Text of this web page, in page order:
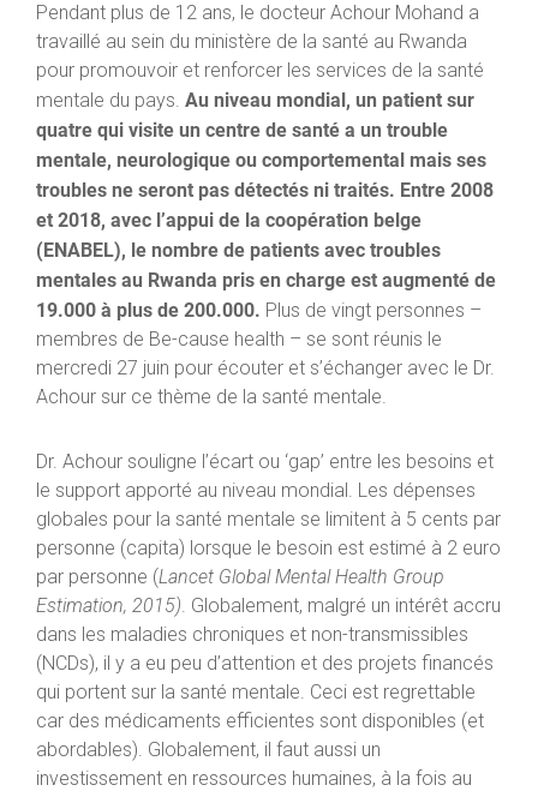
Pendant plus de 12 ans, le docteur Achour Mohand a
travaillé au sein du ministère de la santé au Rwanda
pour promouvoir et renforcer les services de la santé
mentale du pays. Au niveau mondial, un patient sur
quatre qui visite un centre de santé a un trouble
mentale, neurologique ou comportemental mais ses
troubles ne seront pas détectés ni traités. Entre 2008
et 2018, avec l’appui de la coopération belge
(ENABEL), le nombre de patients avec troubles
mentales au Rwanda pris en charge est augmenté de
19.000 à plus de 200.000. Plus de vingt personnes –
membres de Be-cause health – se sont réunis le
mercredi 27 juin pour écouter et s’échanger avec le Dr.
Achour sur ce thème de la santé mentale.
Dr. Achour souligne l’écart ou ‘gap’ entre les besoins et
le support apporté au niveau mondial. Les dépenses
globales pour la santé mentale se limitent à 5 cents par
personne (capita) lorsque le besoin est estimé à 2 euro
par personne (Lancet Global Mental Health Group
Estimation, 2015). Globalement, malgré un intérêt accru
dans les maladies chroniques et non-transmissibles
(NCDs), il y a eu peu d’attention et des projets financés
qui portent sur la santé mentale. Ceci est regrettable
car des médicaments efficientes sont disponibles (et
abordables). Globalement, il faut aussi un
investissement en ressources humaines, à la fois au